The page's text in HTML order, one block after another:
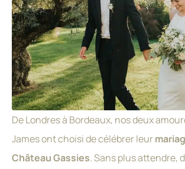
De Londres à Bordeaux, nos deux
James ont choisi de célébrer leur
Château Gassies. Sans plus attendre,